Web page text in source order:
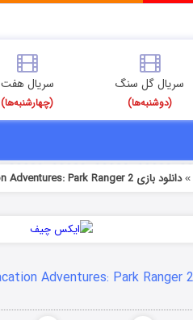
سریال گل سنگ
(دوشنبه‌ها)
سریال هفت
(چهارشنبه‌ها)
»دانلود بازی Vacation Adventures: Park Ranger 2